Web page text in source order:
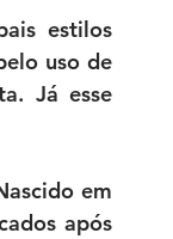
estilos
uso de
Já esse
em
após